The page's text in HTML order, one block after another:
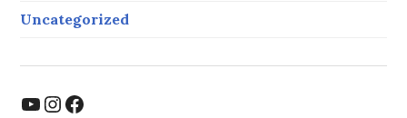
Uncategorized
YouTube InstagramFacebook